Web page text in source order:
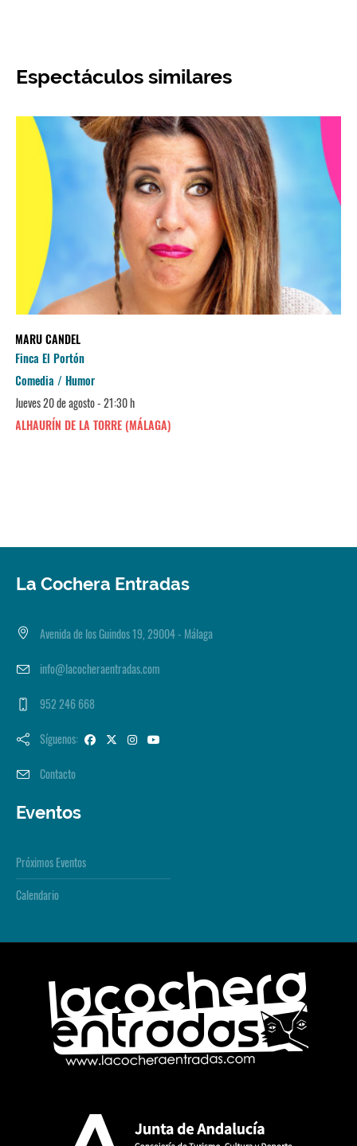
Espectáculos similares
MARU CANDEL
Finca El Portón
Comedia / Humor
Jueves 20 de agosto - 21:30 h
ALHAURÍN DE LA TORRE (MÁLAGA)
La Cochera Entradas
Avenida de los Guindos 19, 29004 - Málaga
info@lacocheraentradas.com
952 246 668
Síguenos:
Contacto
Eventos
Próximos Eventos
Calendario